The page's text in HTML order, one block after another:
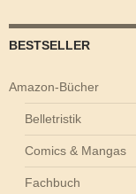
BESTSELLER
Amazon-Bücher
Belletristik
Comics & Mangas
Fachbuch